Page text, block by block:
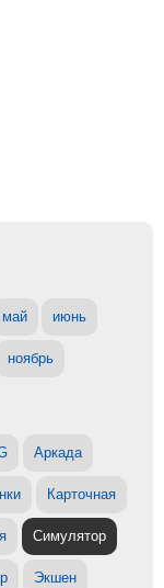
май июнь
ноябрь
Аркада
Карточная
Симулятор
Экшен